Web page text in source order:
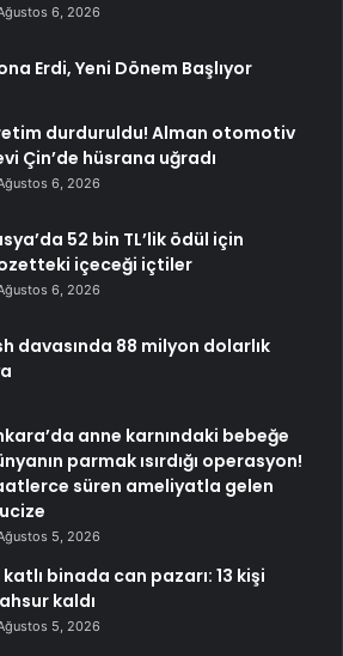
6, 2026
Erdi, Yeni Dönem Başlıyor
durduruldu! Alman otomotiv
Çin’de hüsrana uğradı
6, 2026
52 bin TL’lik ödül için
içeceği içtiler
6, 2026
davasında 88 milyon dolarlık
anne karnındaki bebeğe
parmak ısırdığı operasyon!
süren ameliyatla gelen
5, 2026
katlı binada can pazarı: 13 kişi
kaldı
5, 2026